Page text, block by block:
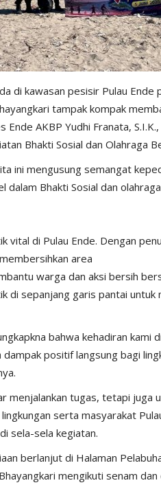
di kawasan pesisir Pulau Ende
tampak kompak
AKBP Yudhi Franata,
Bhakti Sosial dan Olahraga
ini mengusung semangat
Bhakti Sosial dan
vital di Pulau Ende. Dengan
area
warga dan aksi bersih
di sepanjang garis pantai
bahwa kehadiran kami
positif langsung bagi
menjalankan tugas, tetapi juga
serta masyarakat
sela-sela kegiatan.
berlanjut di Halaman
mengikuti senam
Ende
Siap
Polres